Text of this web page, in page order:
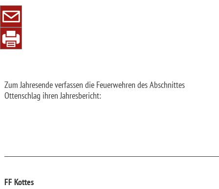
Zum Jahresende verfassen die Feuerwehren des Abschnittes
Ottenschlag ihren Jahresbericht:
FF Kottes